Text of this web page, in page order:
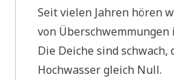
Seit vie­len Jah­ren hören
von Über­schwem­mun­gen
Die Dei­che sind schwach,
Hoch­was­ser gleich Null.